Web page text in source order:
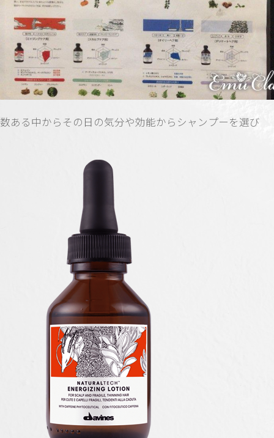
数ある中からその日の気分や効能からシャンプーを選び